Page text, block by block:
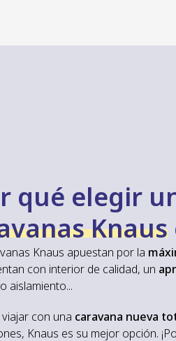
qué elegir
Knaus
Knaus apuestan por la
con interior de calidad, un
aislamiento...
con una caravana nueva
Knaus es su mejor opción.